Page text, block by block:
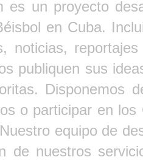
es un proyecto
en Cuba.
noticias,
publiquen sus
Disponemos
o participar en
equipo de
de nuestros